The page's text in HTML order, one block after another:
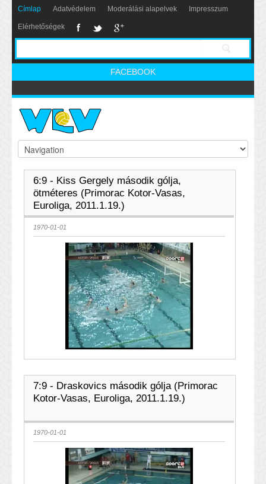
Címlap Adatvédelem Moderálási alapelvek Impresszum
Elérhetőségek
FACEBOOK
6:9 - Kiss Gergely második gólja,
ötméteres (Primorac Kotor-Vasas,
Euroliga, 2011.1.19.)
1970-01-01
7:9 - Draskovics második gólja (Primorac
Kotor-Vasas, Euroliga, 2011.1.19.)
1970-01-01